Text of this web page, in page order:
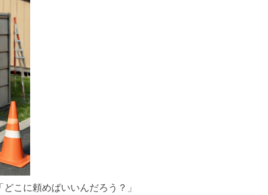
こに頼めばいいんだろう？」